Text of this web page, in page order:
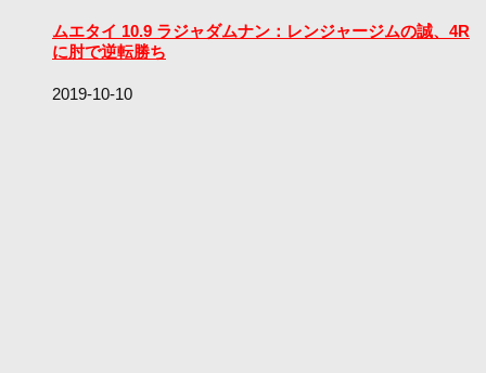
ムエタイ 10.9 ラジャダムナン：レンジャージムの誠、4R
に肘で逆転勝ち
2019-10-10